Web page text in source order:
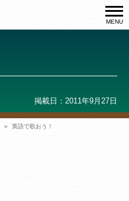
MENU
掲載日：2011年9月27日
英語で歌おう！